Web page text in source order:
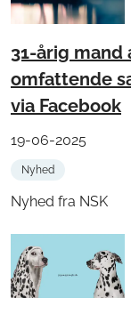
31-årig
omfattende
via Facebook
19-06-2025
Nyhed
Nyhed fra NSK